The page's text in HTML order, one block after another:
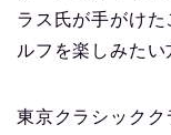
ラス氏が手がけ
ルフを楽しみたい
東京クラシック